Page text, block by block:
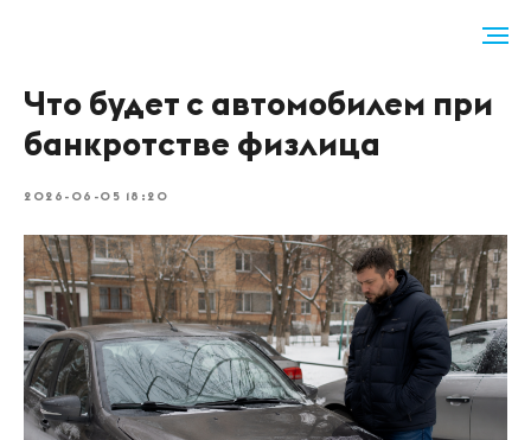
Что будет с автомобилем при
банкротстве физлица
2026-06-05 18:20